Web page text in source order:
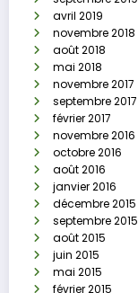
avril 2019
novembre 2018
août 2018
mai 2018
novembre 2017
septembre 2017
février 2017
novembre 2016
octobre 2016
août 2016
janvier 2016
décembre 2015
septembre 2015
août 2015
juin 2015
mai 2015
février 2015